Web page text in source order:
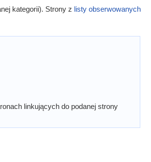
kategorii). Strony z listy obserwowanych
linkujących do podanej strony